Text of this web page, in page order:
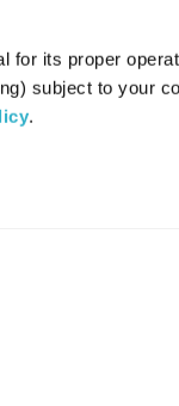
for its proper
subject to your
.